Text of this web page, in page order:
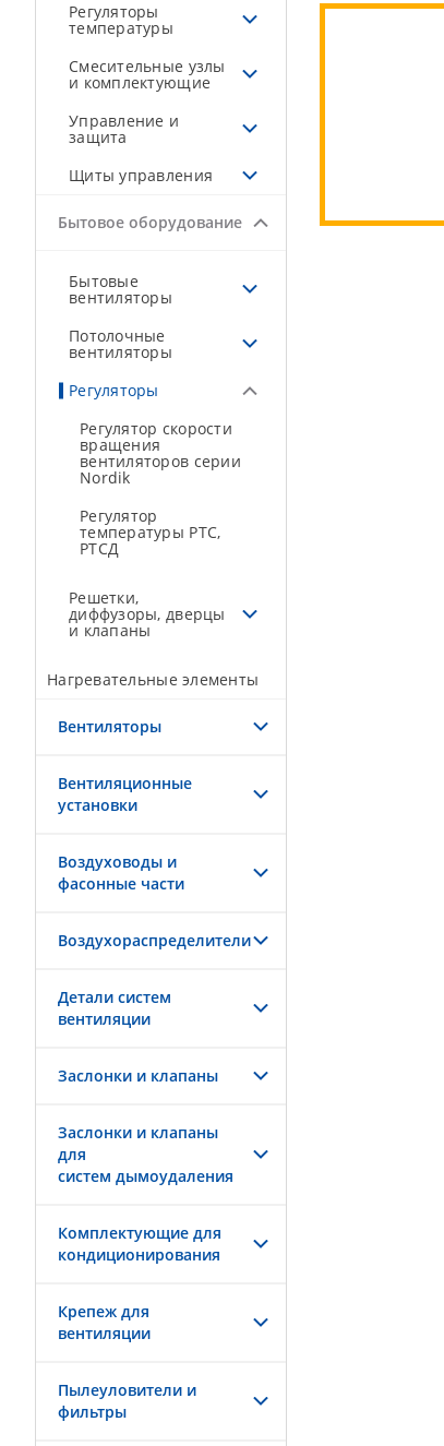
Регуляторы
температуры
Смесительные узлы
и комплектующие
Управление и
защита
Щиты управления
Бытовое оборудование
Бытовые
вентиляторы
Потолочные
вентиляторы
Регуляторы
Регулятор скорости
вращения
вентиляторов серии
Nordik
Регулятор
температуры РТС,
РТСД
Решетки,
диффузоры, дверцы
и клапаны
Нагревательные элементы
Вентиляторы
Вентиляционные
установки
Воздуховоды и
фасонные части
Воздухораспределители
Детали систем
вентиляции
Заслонки и клапаны
Заслонки и клапаны
для
систем дымоудаления
Комплектующие для
кондиционирования
Крепеж для
вентиляции
Пылеуловители и
фильтры